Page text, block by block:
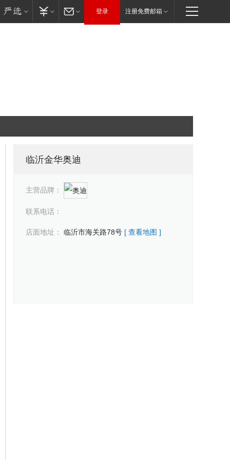
登录 注册免费邮箱
临沂金华奥迪
主营品牌：
联系电话：
店面地址： 临沂市海关路78号 [ 查看地图 ]